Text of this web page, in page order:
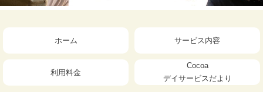
ホーム サービス内容
利用料金
Cocoa
デイサービスだより